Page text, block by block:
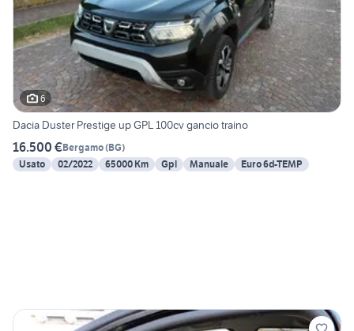
6
Dacia Duster Prestige up GPL 100cv gancio traino
16.500 €Bergamo(BG)
Usato
02/2022 65000 Km Gpl Manuale Euro 6d-TEMP